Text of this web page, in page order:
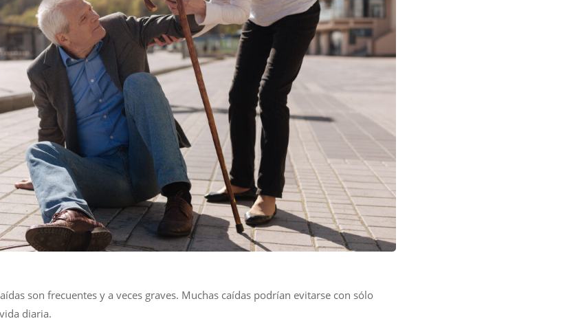
son frecuentes y a veces graves. Muchas caídas podrían evitarse con sólo
diaria.